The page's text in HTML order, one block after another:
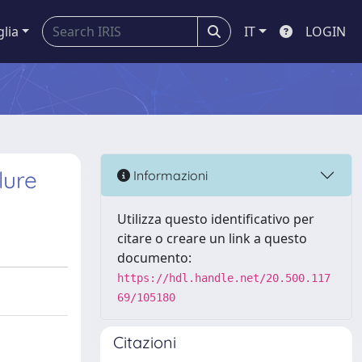
IT LOGIN
Informazioni
Utilizza questo identificativo per
citare o creare un link a questo
documento:
https://hdl.handle.net/20.500.117
69/105180
Citazioni